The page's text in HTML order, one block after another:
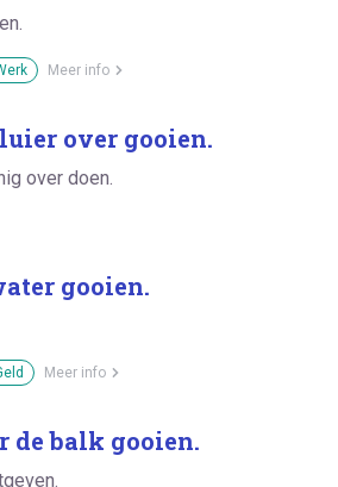
Meer info
over gooien.
over doen.
gooien.
Meer info
de balk gooien.